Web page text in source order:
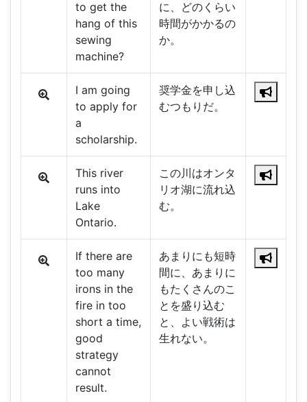
to get the
hang of this
sewing
machine?
に、どのくらい
時間がかかるの
か。
I am going
to apply for
a
scholarship.
奨学金を申し込
むつもりだ。
This river
runs into
Lake
Ontario.
この川はオンタ
リオ湖に流れ込
む。
If there are
too many
irons in the
fire in too
short a time,
good
strategy
cannot
result.
あまりにも短時
間に、あまりに
もたくさんのこ
とを盛り込む
と、よい戦術は
生れない。